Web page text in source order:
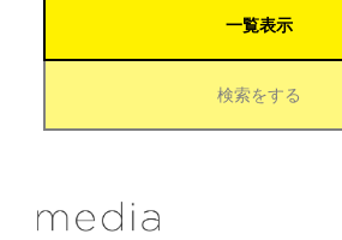
一覧表示
検索をする